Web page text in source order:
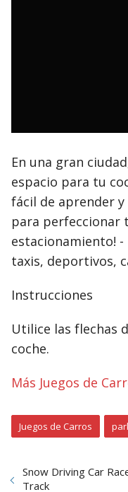
En una gran
espacio para tu
fácil de aprender y
para perfeccionar
estacionamiento! -
taxis, deportivos,
Instrucciones
Utilice las flechas
coche.
Más Juegos de
Juegos de Carros
Snow Driving Car
Track